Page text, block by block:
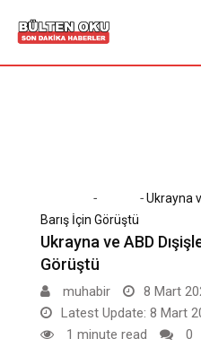
- -Ukrayna
Barış İçin Görüştü
Ukrayna ve ABD
Görüştü
muhabir
8 Mart
Latest Update: 8 Mart
1 minute read
0